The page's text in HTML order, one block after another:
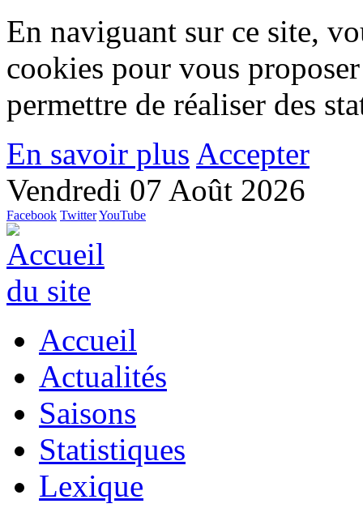
En naviguant sur ce site,
cookies pour vous
permettre de réaliser des
En savoir plus Accepter
Vendredi 07 Août 2026
Facebook TwitterYouTube
Accueil
Actualités
Saisons
Statistiques
Lexique